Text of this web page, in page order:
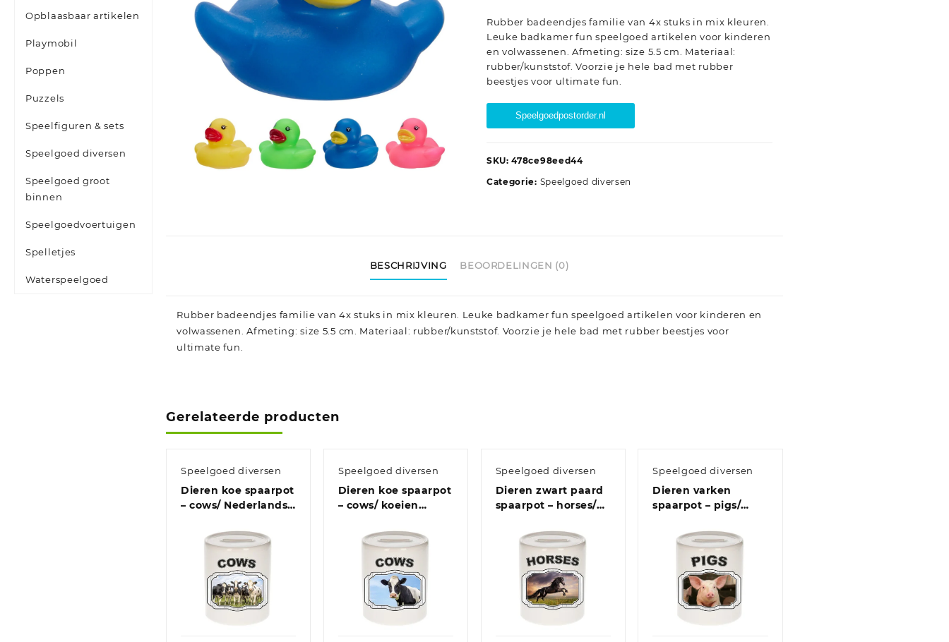
Opblaasbaar artikelen
Playmobil
Poppen
Puzzels
Speelfiguren & sets
Speelgoed diversen
Speelgoed groot
binnen
Speelgoedvoertuigen
Spelletjes
Waterspeelgoed
Rubber badeendjes familie van 4x stuks in mix kleuren.
Leuke badkamer fun speelgoed artikelen voor kinderen
en volwassenen. Afmeting: size 5.5 cm. Materiaal:
rubber/kunststof. Voorzie je hele bad met rubber
beestjes voor ultimate fun.
Speelgoedpostorder.nl
SKU:478ce98eed44
Categorie: Speelgoed diversen
BESCHRIJVING BEOORDELINGEN (0)
Rubber badeendjes familie van 4x stuks in mix kleuren. Leuke badkamer fun speelgoed artikelen voor kinderen en
volwassenen. Afmeting: size 5.5 cm. Materiaal: rubber/kunststof. Voorzie je hele bad met rubber beestjes voor
ultimate fun.
Gerelateerde producten
Speelgoed diversen
Dieren koe spaarpot
– cows/ Nederlandse
kinderen 9 cm
Speelgoed diversen
Dieren koe spaarpot
– cows/ koeien
kinderen 9 cm
Speelgoed diversen
Dieren zwart paard
spaarpot – horses/
spaarpotten
kinderen 9 cm
Speelgoed diversen
Dieren varken
spaarpot – pigs/
kinderen 9 cm